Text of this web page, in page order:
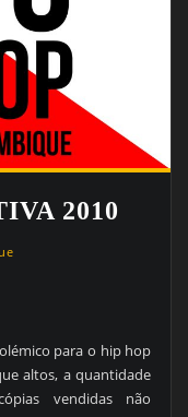
2010
para o hip hop
altos, a quantidade
vendidas não